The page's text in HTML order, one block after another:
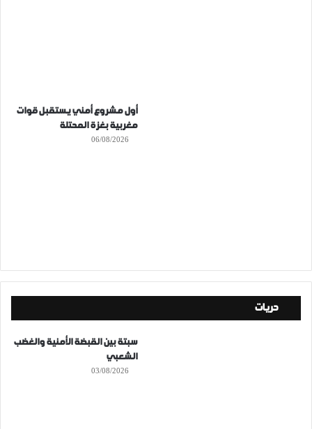
أول مشروع أمني يستقبل قوات
مغربية بغزة المحتلة
06/08/2026
حريات
سبتة بين القبضة الأمنية والغضب
الشعبي
03/08/2026